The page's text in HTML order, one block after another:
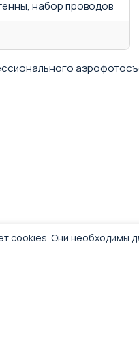
набор проводов
cookies. Они необходимы